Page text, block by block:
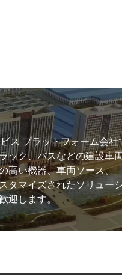
ス プラットフォーム会社
ク、バスなどの建設車両
高い機器、車両ソース、
タマイズされたソリュー
迎します。